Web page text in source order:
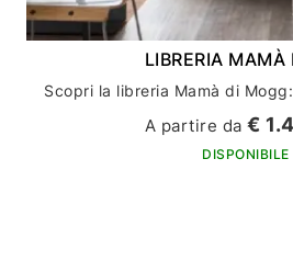
LIBRERIA MAMÀ
A partire da€
DISPONIBILE